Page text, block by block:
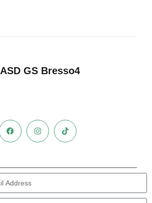
ASD GS Bresso4